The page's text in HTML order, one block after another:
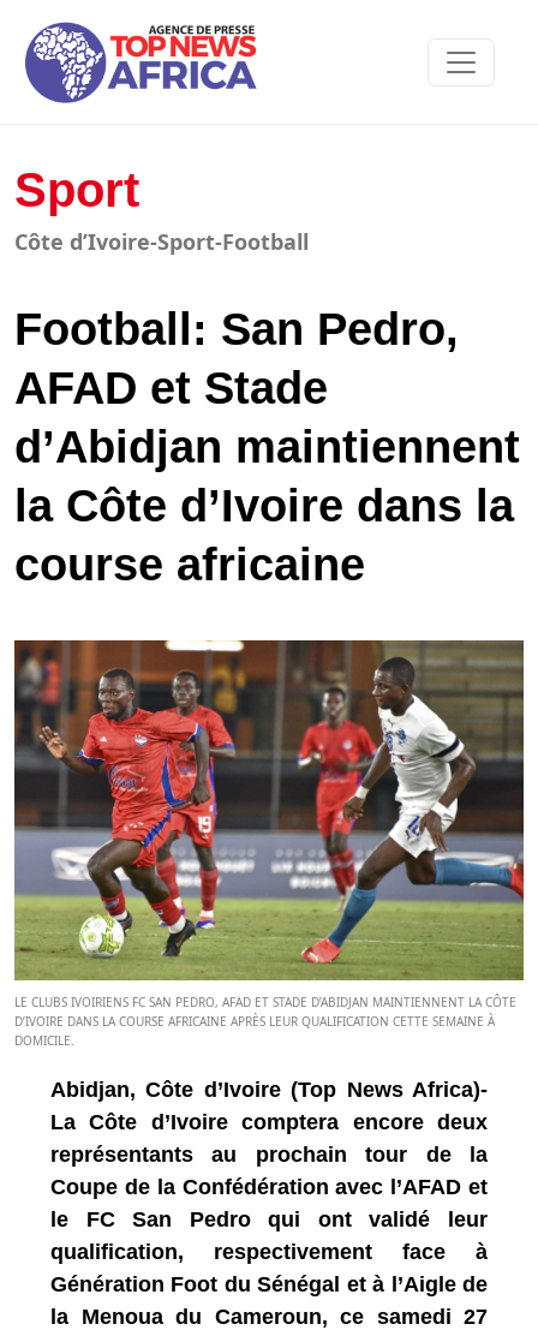
Sport
Côte d’Ivoire-Sport-Football
Football: San Pedro,
AFAD et Stade
d’Abidjan maintiennent
la Côte d’Ivoire dans la
course africaine
LE CLUBS IVOIRIENS FC SAN PEDRO, AFAD ET STADE D’ABIDJAN MAINTIENNENT LA CÔTE
D’IVOIRE DANS LA COURSE AFRICAINE APRÈS LEUR QUALIFICATION CETTE SEMAINE À
DOMICILE.
Abidjan, Côte d’Ivoire (Top News Africa)-
La Côte d’Ivoire comptera encore deux
représentants au prochain tour de la
Coupe de la Confédération avec l’AFAD et
le FC San Pedro qui ont validé leur
qualification, respectivement face à
Génération Foot du Sénégal et à l’Aigle de
la Menoua du Cameroun, ce samedi 27